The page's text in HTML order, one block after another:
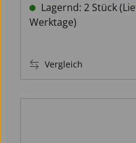
Lagernd: 2 Stück
Werktage)
Vergleich